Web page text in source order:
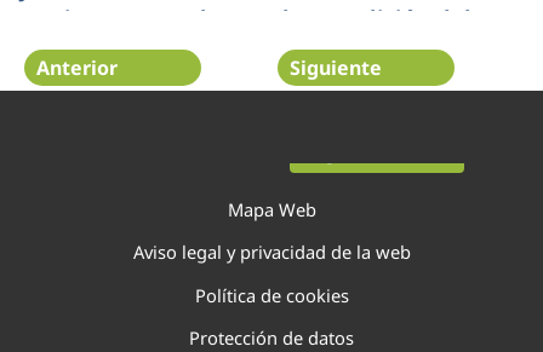
Institute (SIWI) lanzan la VII edición del
premio PhotoAquae
Anterior Siguiente
Mapa Web
Aviso legal y privacidad de la web
Política de cookies
Protección de datos